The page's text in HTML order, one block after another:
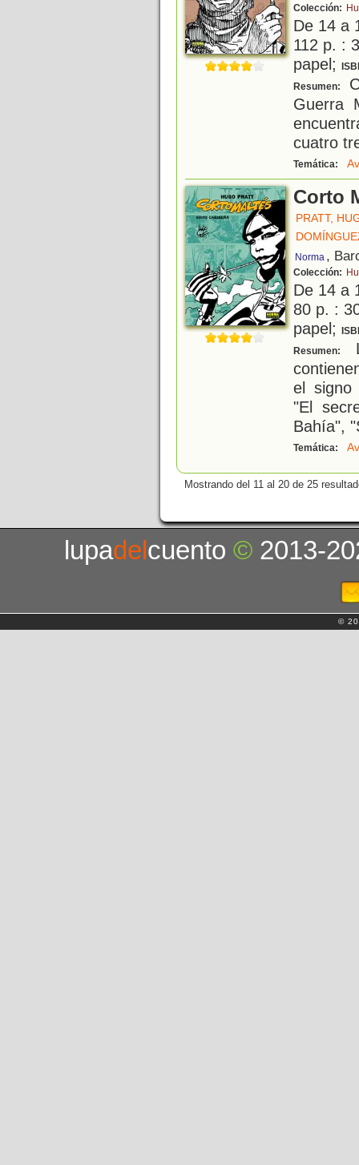
Colección:
De 14 a
112 p. :
papel;
Resumen:
Guerra
cuatro
Temática:
Corto
PRATT,
Norma ,
Colección:
De 14 a
80 p. :
papel;
Resumen:
el signo
"El
Bahía",
Temática:
Mostrando del 11 al 20 de 25
lupadelcuento© 2013-
©